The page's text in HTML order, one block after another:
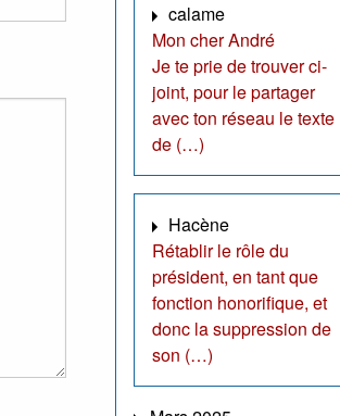
calame
Mon cher André
Je te prie de trouver ci-
joint, pour le partager
avec ton réseau le texte
de (…)
Hacène
Rétablir le rôle du
président, en tant que
fonction honorifique, et
donc la suppression de
son (…)